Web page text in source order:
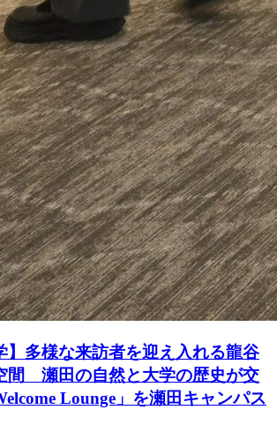
】多様な来訪者を迎え入れる龍谷
間 瀬田の自然と大学の歴史が交
Lounge」を瀬田キャンパス